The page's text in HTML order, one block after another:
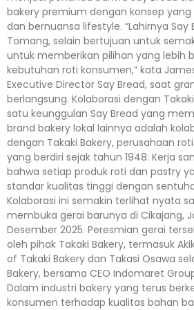
bakery premium dengan konsep
dan bernuansa lifestyle. “Lahirnya Say
Tomang, selain bertujuan untuk
untuk memberikan pilihan yang lebih
kebutuhan roti konsumen,” kata
Executive Director Say Bread, saat
berlangsung. Kolaborasi dengan
satu keunggulan Say Bread yang
brand bakery lokal lainnya adalah
dengan Takaki Bakery, perusahaan
yang berdiri sejak tahun 1948. Kerja
bahwa setiap produk roti dan pastry
standar kualitas tinggi dengan
Kolaborasi ini semakin terlihat nyata
membuka gerai barunya di Cikajang,
Desember 2025. Peresmian gerai
oleh pihak Takaki Bakery, termasuk
of Takaki Bakery dan Takasi Osawa
Bakery, bersama CEO Indomaret
Dalam industri bakery yang terus
konsumen terhadap kualitas bahan